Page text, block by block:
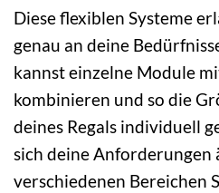
Diese flexiblen Systeme
genau an deine
kannst einzelne Module
kombinieren und so die
deines Regals individuell
sich deine Anforderungen
verschiedenen Bereichen